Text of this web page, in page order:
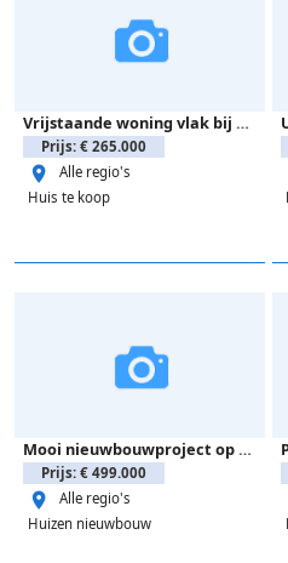
Vrijstaande woning vlak bij de kust en bij het winkelcentrum
Prijs: € 265.000
Alle regio's
Huis te koop
Mooi nieuwbouwproject op een boogscheut van het strand.
Prijs: € 499.000
Alle regio's
Huizen nieuwbouw